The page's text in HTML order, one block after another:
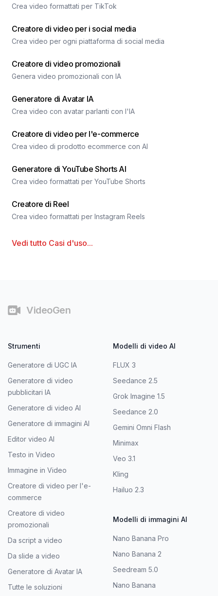
Crea video formattati per TikTok
Creatore di video per i social media
Crea video per ogni piattaforma di social media
Creatore di video promozionali
Genera video promozionali con IA
Generatore di Avatar IA
Crea video con avatar parlanti con l'IA
Creatore di video per l'e-commerce
Crea video di prodotto ecommerce con AI
Generatore di YouTube Shorts AI
Crea video formattati per YouTube Shorts
Creatore di Reel
Crea video formattati per Instagram Reels
Vedi tutto Casi d'uso...
VideoGen
Strumenti
Generatore di UGC IA
Generatore di video
pubblicitari IA
Generatore di video AI
Generatore di immagini AI
Editor video AI
Testo in Video
Immagine in Video
Creatore di video per l'e-
commerce
Creatore di video
promozionali
Da script a video
Da slide a video
Generatore di Avatar IA
Tutte le soluzioni
Modelli di video AI
FLUX 3
Seedance 2.5
Grok Imagine 1.5
Seedance 2.0
Gemini Omni Flash
Minimax
Veo 3.1
Kling
Hailuo 2.3
Modelli di immagini AI
Nano Banana Pro
Nano Banana 2
Seedream 5.0
Nano Banana